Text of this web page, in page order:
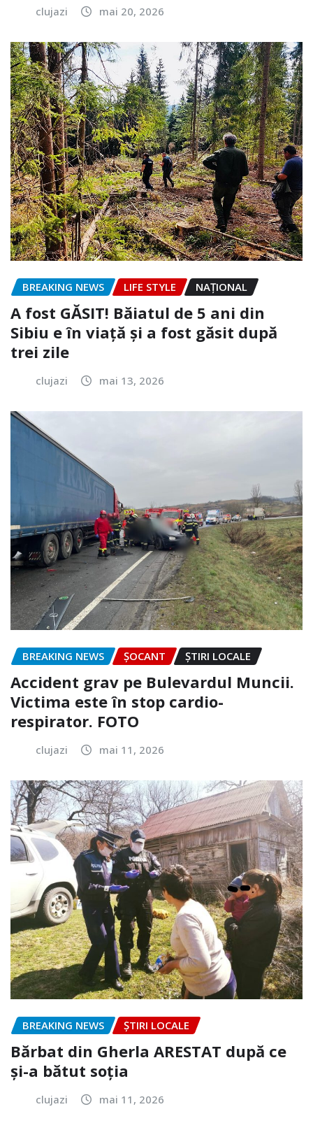
clujazi mai 20, 2026
BREAKING NEWS LIFE STYLE NAŢIONAL
A fost GĂSIT! Băiatul de 5 ani din
Sibiu e în viață și a fost găsit după
trei zile
clujazi mai 13, 2026
BREAKING NEWS ȘOCANT ȘTIRI LOCALE
Accident grav pe Bulevardul Muncii.
Victima este în stop cardio-
respirator. FOTO
clujazi mai 11, 2026
BREAKING NEWS ȘTIRI LOCALE
Bărbat din Gherla ARESTAT după ce
și-a bătut soția
clujazi mai 11, 2026